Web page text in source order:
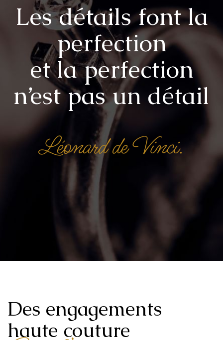
Les détails font la
perfection
et la perfection
n’est pas un détail
Léonard de Vinci.
Des engagements
haute couture